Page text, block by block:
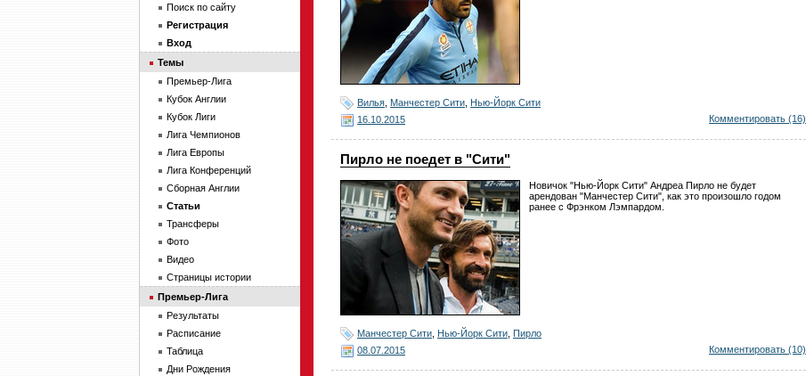
Вилья Манчестер Сити Нью-Йорк Сити
16.10.2015
Комментировать (16)
Пирло не поедет в "Сити"
Новичок "Нью-Йорк Сити" Андреа Пирло не будет
арендован "Манчестер Сити", как это произошло годом
ранее с Фрэнком Лэмпардом.
Манчестер Сити Нью-Йорк Сити Пирло
08.07.2015
Комментировать (10)
Поиск по сайту
Регистрация
Вход
Темы
Премьер-Лига
Кубок Англии
Кубок Лиги
Лига Чемпионов
Лига Европы
Лига Конференций
Сборная Англии
Статьи
Трансферы
Фото
Видео
Страницы истории
Премьер-Лига
Результаты
Расписание
Таблица
Дни Рождения